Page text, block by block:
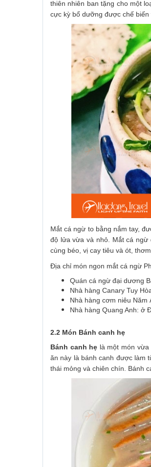
thiên nhiên ban tặng cho một
cực kỳ bổ dưỡng được chế
Mắt cá ngừ to bằng nắm tay,
độ lửa vừa và nhỏ. Mắt cá
cùng béo, vị cay tiêu và ót,
Địa chỉ món ngon mắt cá ngừ
Quán cá ngừ đại dương
Nhà hàng Canary Tuy
Nhà hàng cơm niêu Năm
Nhà hàng Quang Anh: ở
2.2 Món Bánh canh hẹ
Bánh canh hẹ là một món
ăn này là bánh canh được làm
thái mỏng và chiên chín. Bánh